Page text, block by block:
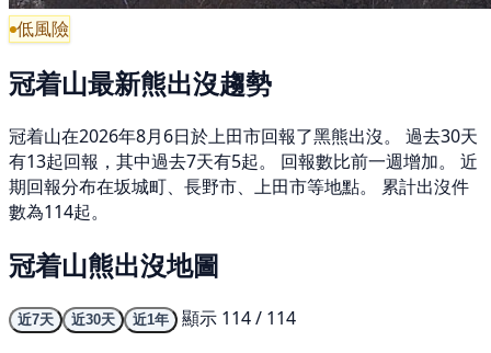
低風險
冠着山最新熊出沒趨勢
冠着山在2026年8月6日於上田市回報了黑熊出沒。 過去30天
有13起回報，其中過去7天有5起。 回報數比前一週增加。 近
期回報分布在坂城町、長野市、上田市等地點。 累計出沒件
數為114起。
冠着山熊出沒地圖
近7天 近30天 近1年
顯示 114 / 114